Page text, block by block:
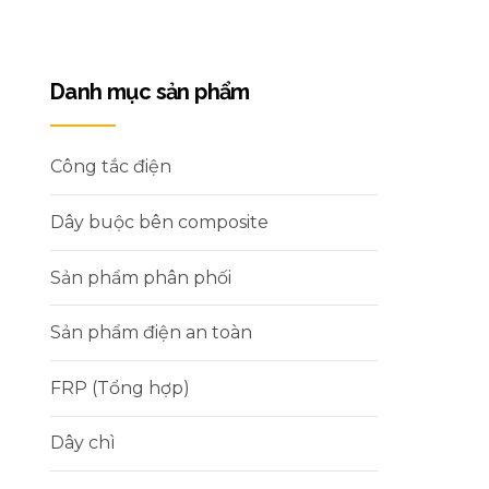
Danh mục sản phẩm
Công tắc điện
Dây buộc bên composite
Sản phẩm phân phối
Sản phẩm điện an toàn
FRP (Tổng hợp)
Dây chì